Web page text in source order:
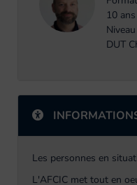
10
DUT
Les personnes en
L'AFCIC met tout en